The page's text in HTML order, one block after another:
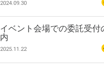
2024.09.30
イベント会場での委託受付
内
2025.11.22